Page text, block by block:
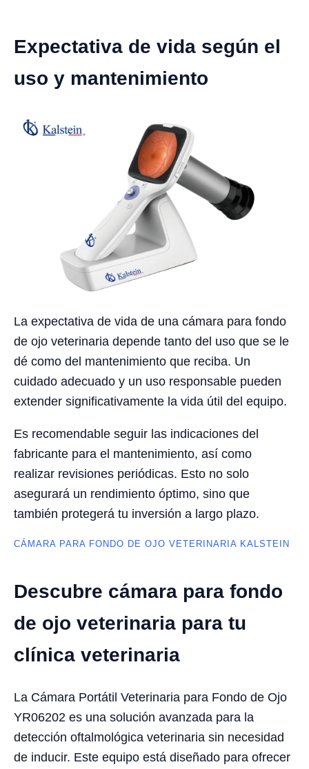
Expectativa de vida según el
uso y mantenimiento
La expectativa de vida de una cámara para fondo
de ojo veterinaria depende tanto del uso que se le
dé como del mantenimiento que reciba. Un
cuidado adecuado y un uso responsable pueden
extender significativamente la vida útil del equipo.
Es recomendable seguir las indicaciones del
fabricante para el mantenimiento, así como
realizar revisiones periódicas. Esto no solo
asegurará un rendimiento óptimo, sino que
también protegerá tu inversión a largo plazo.
CÁMARA PARA FONDO DE OJO VETERINARIA KALSTEIN
Descubre cámara para fondo
de ojo veterinaria para tu
clínica veterinaria
La Cámara Portátil Veterinaria para Fondo de Ojo
YR06202 es una solución avanzada para la
detección oftalmológica veterinaria sin necesidad
de inducir. Este equipo está diseñado para ofrecer